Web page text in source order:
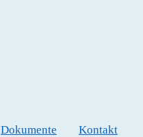
Dokumente Kontakt